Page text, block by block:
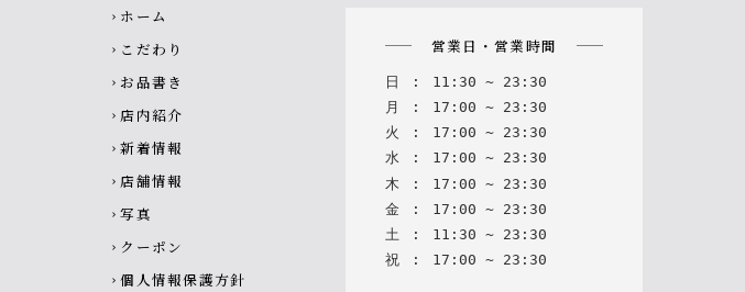
Footer navigation
chevron_right ホーム
chevron_right こだわり
chevron_right お品書き
chevron_right 店内紹介
chevron_right 新着情報
chevron_right 店舗情報
chevron_right 写真
chevron_right クーポン
chevron_right 個人情報保護方針
営業日・営業時間
日 : 11 : 30 ~ 23 : 30
月
: 17 : 00 ~ 23 : 30
火
: 17 : 00 ~ 23 : 30
水 : 17 : 00 ~ 23 : 30
木
: 17 : 00 ~ 23 : 30
金
: 17 : 00 ~ 23 : 30
土
: 11 : 30 ~ 23 : 30
祝 : 17 : 00 ~ 23 : 30